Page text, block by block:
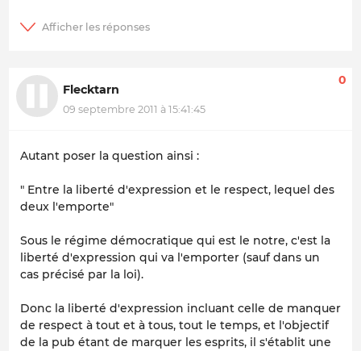
Flecktarn
09 septembre 2011 à 15:41:45
0
Autant poser la question ainsi :
" Entre la liberté d'expression et le respect, lequel des
deux l'emporte"
Sous le régime démocratique qui est le notre, c'est la
liberté d'expression qui va l'emporter (sauf dans un
cas précisé par la loi).
Donc la liberté d'expression incluant celle de manquer
de respect à tout et à tous, tout le temps, et l'objectif
de la pub étant de marquer les esprits, il s'établit une